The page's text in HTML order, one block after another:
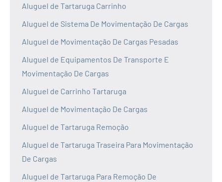
Aluguel de Tartaruga Carrinho
Aluguel de Sistema De Movimentação De Cargas
Aluguel de Movimentação De Cargas Pesadas
Aluguel de Equipamentos De Transporte E
Movimentação De Cargas
Aluguel de Carrinho Tartaruga
Aluguel de Movimentação De Cargas
Aluguel de Tartaruga Remoção
Aluguel de Tartaruga Traseira Para Movimentação
De Cargas
Aluguel de Tartaruga Para Remoção De